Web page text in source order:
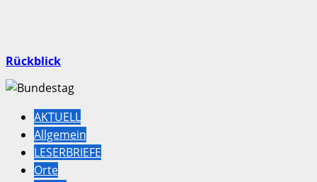
Rückblick
AKTUELL
Allgemein
LESERBRIEFE
Orte